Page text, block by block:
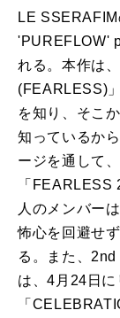
LE
'PUREFLOW'
れる。本作は
(FEARLESS)
を知り、そこ
知っているか
ージを通して
「
人のメンバー
怖心を回避せ
る。また、
は、4月24日
「